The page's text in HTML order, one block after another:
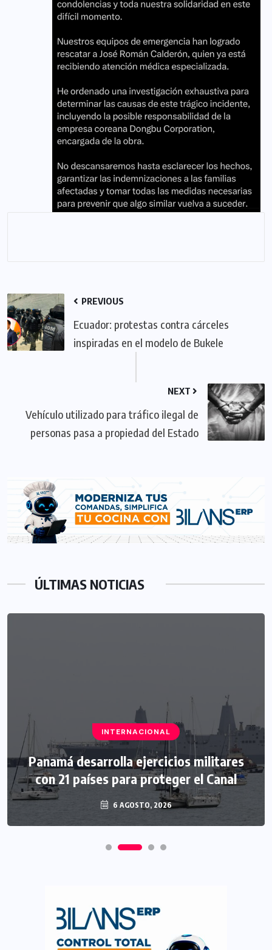
PREVIOUS
Ecuador: protestas contra cárceles
inspiradas en el modelo de Bukele
NEXT
Vehículo utilizado para tráfico ilegal de
personas pasa a propiedad del Estado
ÚLTIMAS NOTICIAS
INTERNACIONAL
Panamá desarrolla ejercicios militares
con 21 países para proteger el Canal
6 AGOSTO, 2026